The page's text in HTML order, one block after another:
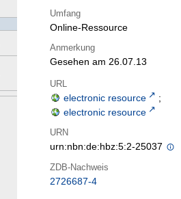
Umfang
Online-Ressource
Anmerkung
Gesehen am 26.07.13
URL
electronic resource
;
electronic resource
URN
urn:nbn:de:hbz:5:2-25037
ZDB-Nachweis
2726687-4